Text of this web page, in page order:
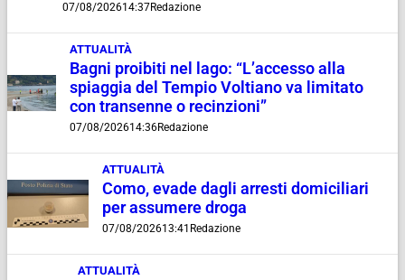
07/08/202614:37Redazione
ATTUALITÀ
Bagni proibiti nel lago: “L’accesso alla
spiaggia del Tempio Voltiano va limitato
con transenne o recinzioni”
07/08/202614:36Redazione
ATTUALITÀ
Como, evade dagli arresti domiciliari
per assumere droga
07/08/202613:41 Redazione
ATTUALITÀ